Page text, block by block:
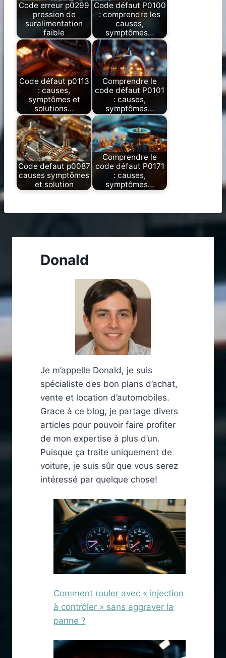
Code erreur p0299
pression de
suralimentation
faible
Code défaut P0100
: comprendre les
causes,
symptômes…
Code défaut p0113
: causes,
symptômes et
solutions…
Comprendre le
code défaut P0101
: causes,
symptômes…
Code defaut p0087
causes symptômes
et solution
Comprendre le
code défaut P0171
: causes,
symptômes…
Donald
Je m’appelle Donald, je suis
spécialiste des bon plans d’achat,
vente et location d’automobiles.
Grace à ce blog, je partage divers
articles pour pouvoir faire profiter
de mon expertise à plus d’un.
Puisque ça traite uniquement de
voiture, je suis sûr que vous serez
intéressé par quelque chose!
Comment rouler avec « injection
à contrôler » sans aggraver la
panne ?